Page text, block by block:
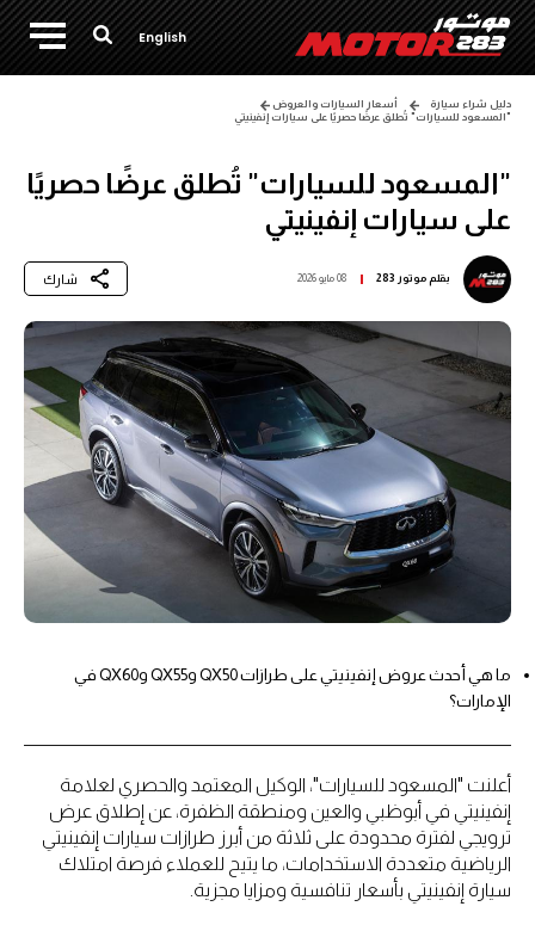
English
دليل شراء سيارة
أسعار السيارات والعروض
"المسعود للسيارات" تُطلق عرضًا حصريًا على سيارات إنفينيتي
"المسعود للسيارات" تُطلق عرضًا حصريًا
على سيارات إنفينيتي
بقلمموتور 283 08 مايو 2026 شارك
ما هي أحدث عروض إنفينيتي على طرازات QX50 وQX55 وQX60 في
الإمارات؟
أعلنت "المسعود للسيارات"، الوكيل المعتمد والحصري لعلامة
إنفينيتي في أبوظبي والعين ومنطقة الظفرة، عن إطلاق عرض
ترويجي لفترة محدودة على ثلاثة من أبرز طرازات سيارات إنفينيتي
الرياضية متعددة الاستخدامات، ما يتيح للعملاء فرصة امتلاك
سيارة إنفينيتي بأسعار تنافسية ومزايا مجزية.